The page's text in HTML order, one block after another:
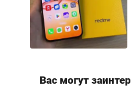
Вас могут